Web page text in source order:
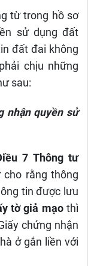
từ trong hồ sơ
sử dụng đất
đất đai không
chịu những
sau:
nhận quyền sử
7 Thông tư
rằng thông
tin được lưu
tờ giả mạo thì
chứng nhận
ở gắn liền với